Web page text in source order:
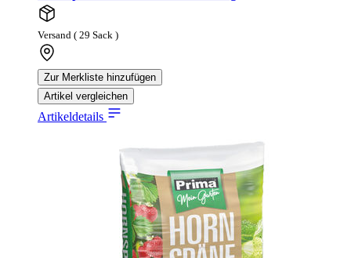
Versand ( 29 Sack )
Zur Merkliste hinzufügen
Artikel vergleichen
Artikeldetails